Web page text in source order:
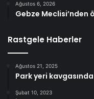
Ağustos 6, 2026
Gebze Meclisi’nden
Rastgele Haberler
Ağustos 21, 2025
Park yeri
Şubat 10, 2023